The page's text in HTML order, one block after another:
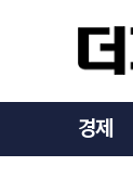
경제